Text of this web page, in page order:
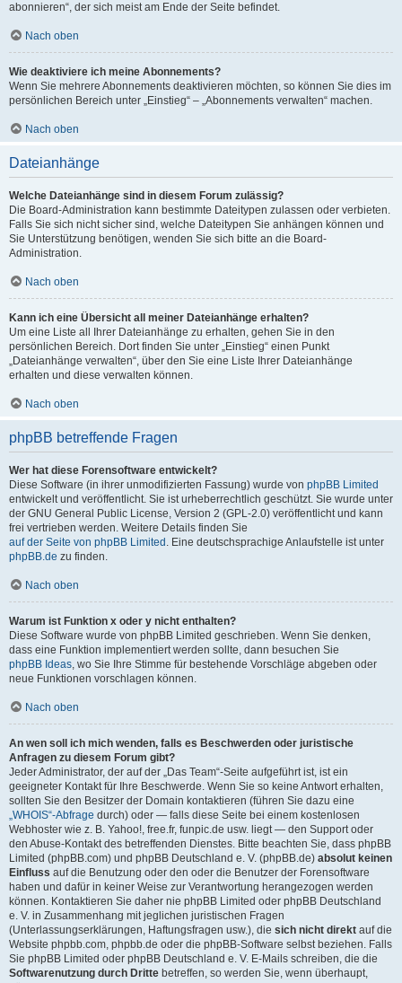
abonnieren“, der sich meist am Ende der Seite befindet.
Nach oben
Wie deaktiviere ich meine Abonnements?
Wenn Sie mehrere Abonnements deaktivieren möchten, so können Sie dies im
persönlichen Bereich unter „Einstieg“ – „Abonnements verwalten“ machen.
Nach oben
Dateianhänge
Welche Dateianhänge sind in diesem Forum zulässig?
Die Board-Administration kann bestimmte Dateitypen zulassen oder verbieten.
Falls Sie sich nicht sicher sind, welche Dateitypen Sie anhängen können und
Sie Unterstützung benötigen, wenden Sie sich bitte an die Board-
Administration.
Nach oben
Kann ich eine Übersicht all meiner Dateianhänge erhalten?
Um eine Liste all Ihrer Dateianhänge zu erhalten, gehen Sie in den
persönlichen Bereich. Dort finden Sie unter „Einstieg“ einen Punkt
„Dateianhänge verwalten“, über den Sie eine Liste Ihrer Dateianhänge
erhalten und diese verwalten können.
Nach oben
phpBB betreffende Fragen
Wer hat diese Forensoftware entwickelt?
Diese Software (in ihrer unmodifizierten Fassung) wurde von phpBB Limited
entwickelt und veröffentlicht. Sie ist urheberrechtlich geschützt. Sie wurde unter
der GNU General Public License, Version 2 (GPL-2.0) veröffentlicht und kann
frei vertrieben werden. Weitere Details finden Sie
auf der Seite von phpBB Limited . Eine deutschsprachige Anlaufstelle ist unter
phpBB.de zu finden.
Nach oben
Warum ist Funktion x oder y nicht enthalten?
Diese Software wurde von phpBB Limited geschrieben. Wenn Sie denken,
dass eine Funktion implementiert werden sollte, dann besuchen Sie
phpBB Ideas, wo Sie Ihre Stimme für bestehende Vorschläge abgeben oder
neue Funktionen vorschlagen können.
Nach oben
An wen soll ich mich wenden, falls es Beschwerden oder juristische
Anfragen zu diesem Forum gibt?
Jeder Administrator, der auf der „Das Team“-Seite aufgeführt ist, ist ein
geeigneter Kontakt für Ihre Beschwerde. Wenn Sie so keine Antwort erhalten,
sollten Sie den Besitzer der Domain kontaktieren (führen Sie dazu eine
„WHOIS“-Abfrage durch) oder — falls diese Seite bei einem kostenlosen
Webhoster wie z. B. Yahoo!, free.fr, funpic.de usw. liegt — den Support oder
den Abuse-Kontakt des betreffenden Dienstes. Bitte beachten Sie, dass phpBB
Limited (phpBB.com) und phpBB Deutschland e. V. (phpBB.de) absolut keinen
Einfluss auf die Benutzung oder den oder die Benutzer der Forensoftware
haben und dafür in keiner Weise zur Verantwortung herangezogen werden
können. Kontaktieren Sie daher nie phpBB Limited oder phpBB Deutschland
e. V. in Zusammenhang mit jeglichen juristischen Fragen
(Unterlassungserklärungen, Haftungsfragen usw.), die sich nicht direkt auf die
Website phpbb.com, phpbb.de oder die phpBB-Software selbst beziehen. Falls
Sie phpBB Limited oder phpBB Deutschland e. V. E-Mails schreiben, die die
Softwarenutzung durch Dritte betreffen, so werden Sie, wenn überhaupt,